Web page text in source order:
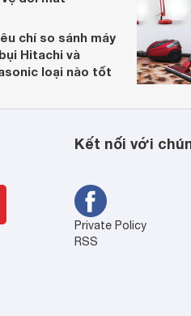
chí so sánh máy
Hitachi và
loại nào tốt
Kết nối với
Private Policy
RSS